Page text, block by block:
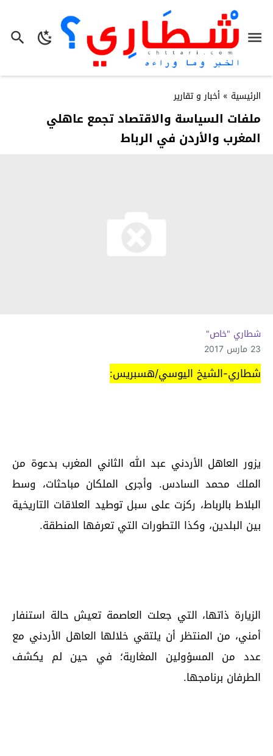
الرئيسية » أخبار و تقارير
ملفات السياسة والاقتصاد تجمع عاهلي
المغرب والأردن في الرباط
شطاري "خاص"
23 مارس 2017
شطاري-الشيخ اليوسي/هسبريس:
يزور العاهل الأردني عبد الله الثاني المغرب بدعوة من
الملك محمد السادس. وأجرى الملكان مباحثات، وسط
البلاط بالرباط، ركزت على سبل توطيد العلاقات التاريخية
بين البلدين، وكذا التطورات التي تعرفها المنطقة.
الزيارة ذاتها، التي جعلت العاصمة تعيش حالة استنفار
أمني، من المنتظر أن يلتقي خلالها العاهل الأردني مع
عدد من المسؤولين المغاربة؛ في حين لم يكشف
الطرفان برنامجها.